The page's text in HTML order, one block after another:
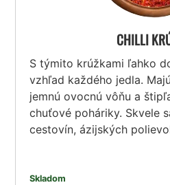
CHILLI
S týmito krúžkami ľahko
vzhľad každého jedla.
jemnú ovocnú vôňu a
chuťové poháriky. Skvele
cestovín, ázijských
Skladom